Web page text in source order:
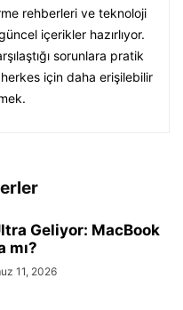
rehberleri ve teknoloji
içerikler hazırlıyor.
sorunlara pratik
için daha erişilebilir
Geliyor: MacBook
mı?
11, 2026